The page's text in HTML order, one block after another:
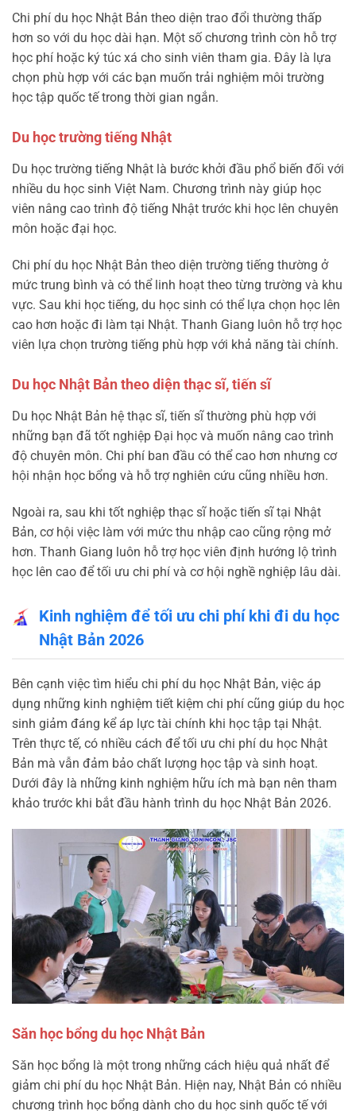
Chi phí du học Nhật Bản theo diện trao đổi thường thấp
hơn so với du học dài hạn. Một số chương trình còn hỗ trợ
học phí hoặc ký túc xá cho sinh viên tham gia. Đây là lựa
chọn phù hợp với các bạn muốn trải nghiệm môi trường
học tập quốc tế trong thời gian ngắn.
Du học trường tiếng Nhật
Du học trường tiếng Nhật là bước khởi đầu phổ biến đối với
nhiều du học sinh Việt Nam. Chương trình này giúp học
viên nâng cao trình độ tiếng Nhật trước khi học lên chuyên
môn hoặc đại học.
Chi phí du học Nhật Bản theo diện trường tiếng thường ở
mức trung bình và có thể linh hoạt theo từng trường và khu
vực. Sau khi học tiếng, du học sinh có thể lựa chọn học lên
cao hơn hoặc đi làm tại Nhật. Thanh Giang luôn hỗ trợ học
viên lựa chọn trường tiếng phù hợp với khả năng tài chính.
Du học Nhật Bản theo diện thạc sĩ, tiến sĩ
Du học Nhật Bản hệ thạc sĩ, tiến sĩ thường phù hợp với
những bạn đã tốt nghiệp Đại học và muốn nâng cao trình
độ chuyên môn. Chi phí ban đầu có thể cao hơn nhưng cơ
hội nhận học bổng và hỗ trợ nghiên cứu cũng nhiều hơn.
Ngoài ra, sau khi tốt nghiệp thạc sĩ hoặc tiến sĩ tại Nhật
Bản, cơ hội việc làm với mức thu nhập cao cũng rộng mở
hơn. Thanh Giang luôn hỗ trợ học viên định hướng lộ trình
học lên cao để tối ưu chi phí và cơ hội nghề nghiệp lâu dài.
Kinh nghiệm để tối ưu chi phí khi đi du học
Nhật Bản 2026
Bên cạnh việc tìm hiểu chi phí du học Nhật Bản, việc áp
dụng những kinh nghiệm tiết kiệm chi phí cũng giúp du học
sinh giảm đáng kể áp lực tài chính khi học tập tại Nhật.
Trên thực tế, có nhiều cách để tối ưu chi phí du học Nhật
Bản mà vẫn đảm bảo chất lượng học tập và sinh hoạt.
Dưới đây là những kinh nghiệm hữu ích mà bạn nên tham
khảo trước khi bắt đầu hành trình du học Nhật Bản 2026.
Săn học bổng du học Nhật Bản
Săn học bổng là một trong những cách hiệu quả nhất để
giảm chi phí du học Nhật Bản. Hiện nay, Nhật Bản có nhiều
chương trình học bổng dành cho du học sinh quốc tế với